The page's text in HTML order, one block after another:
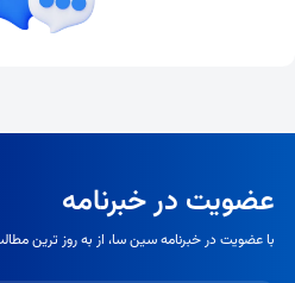
عضویت در خبرنامه
با عضویت در خبرنامه سین سا، از به روز ترین